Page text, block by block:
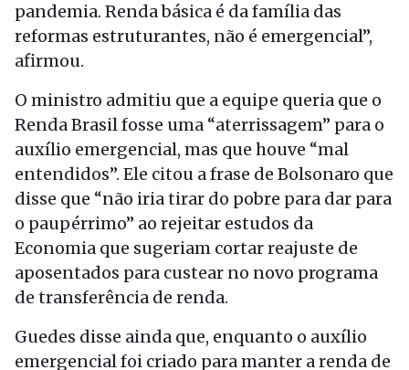
pandemia. Renda básica é da família das
reformas estruturantes, não é emergencial”,
afirmou.
O ministro admitiu que a equipe queria que o
Renda Brasil fosse uma “aterrissagem” para o
auxílio emergencial, mas que houve “mal
entendidos”. Ele citou a frase de Bolsonaro que
disse que “não iria tirar do pobre para dar para
o paupérrimo” ao rejeitar estudos da
Economia que sugeriam cortar reajuste de
aposentados para custear no novo programa
de transferência de renda.
Guedes disse ainda que, enquanto o auxílio
emergencial foi criado para manter a renda de